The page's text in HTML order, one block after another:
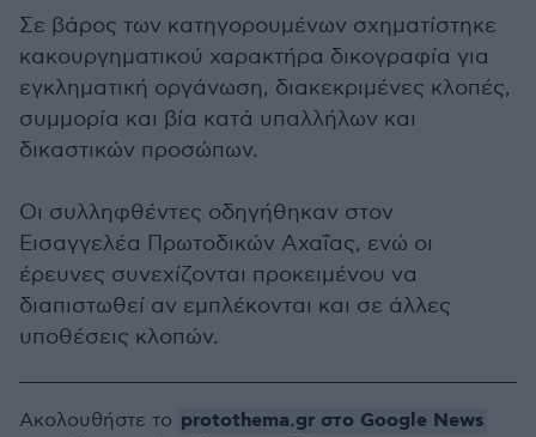
Σε βάρος των κατηγορουμένων σχηματίστηκε
κακουργηματικού χαρακτήρα δικογραφία για
εγκληματική οργάνωση, διακεκριμένες κλοπές,
συμμορία και βία κατά υπαλλήλων και
δικαστικών προσώπων.
Οι συλληφθέντες οδηγήθηκαν στον
Εισαγγελέα Πρωτοδικών Αχαΐας, ενώ οι
έρευνες συνεχίζονται προκειμένου να
διαπιστωθεί αν εμπλέκονται και σε άλλες
υποθέσεις κλοπών.
Ακολουθήστε το protothema.gr στο Google News